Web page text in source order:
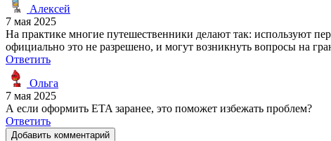
Алексей
7 мая 2025
На практике многие путешественники делают так: используют
официально это не разрешено, и могут возникнуть вопросы на
Ответить
Ольга
7 мая 2025
А если оформить ETA заранее, это поможет избежать проблем?
Ответить
Добавить комментарий